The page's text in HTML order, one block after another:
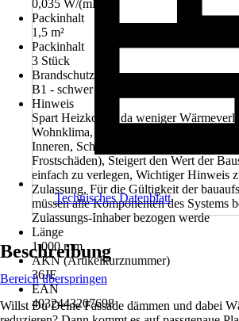
0,035 W/(mK)
Packinhalt
1,5 m²
Packinhalt
3 Stück
Brandschutzklasse
B1 - schwer entflammbar, Euroklasse E
Hinweis
Spart Heizkosten da weniger
Wohnklima, da höhere
Inneren, Schutz der Außenwand (keine
Frostschäden), Steigert den Wert der
einfach zu verlegen, Wichtiger Hinweis
Zulassung, Für die Gültigkeit der
müssen alle Komponenten des Systems
Zulassungs-Inhaber bezogen werde
Länge
1.000 mm
AKN (Artikelkurznummer)
36JE
EAN
4032443207698
Technisches Datenblatt
Beschreibung
Bereich überspringen
Willst Du Deine Fassade dämmen und dabei